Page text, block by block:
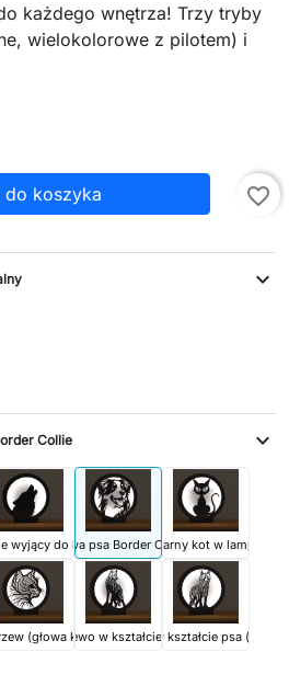
każdego wnętrza! Trzy tryby
wielokolorowe z pilotem) i
do koszyka favorite_border
expand_more
Collie expand_more
wyjący do księżyca
Głowa psa Border CollieCzarny kot w lampie
(głowa kota)
Drzewo w kształcie psa
Drzewo w kształcie psa